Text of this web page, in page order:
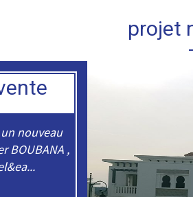
projet
nouveau
BOUBANA ,